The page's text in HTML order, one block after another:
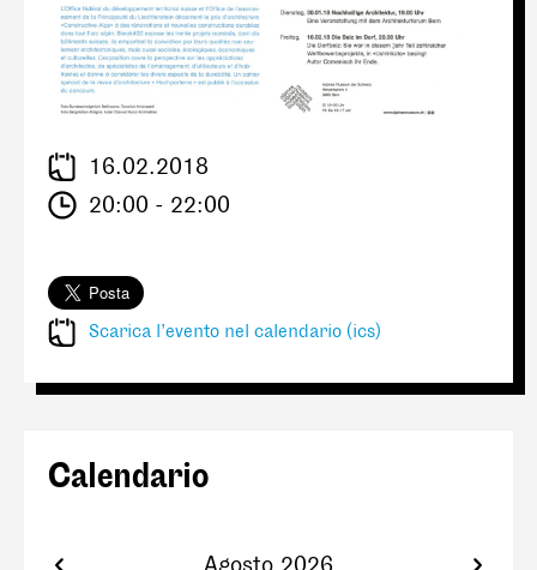
16.02.2018
20:00 - 22:00
Scarica l’evento nel calendario (ics)
Calendario